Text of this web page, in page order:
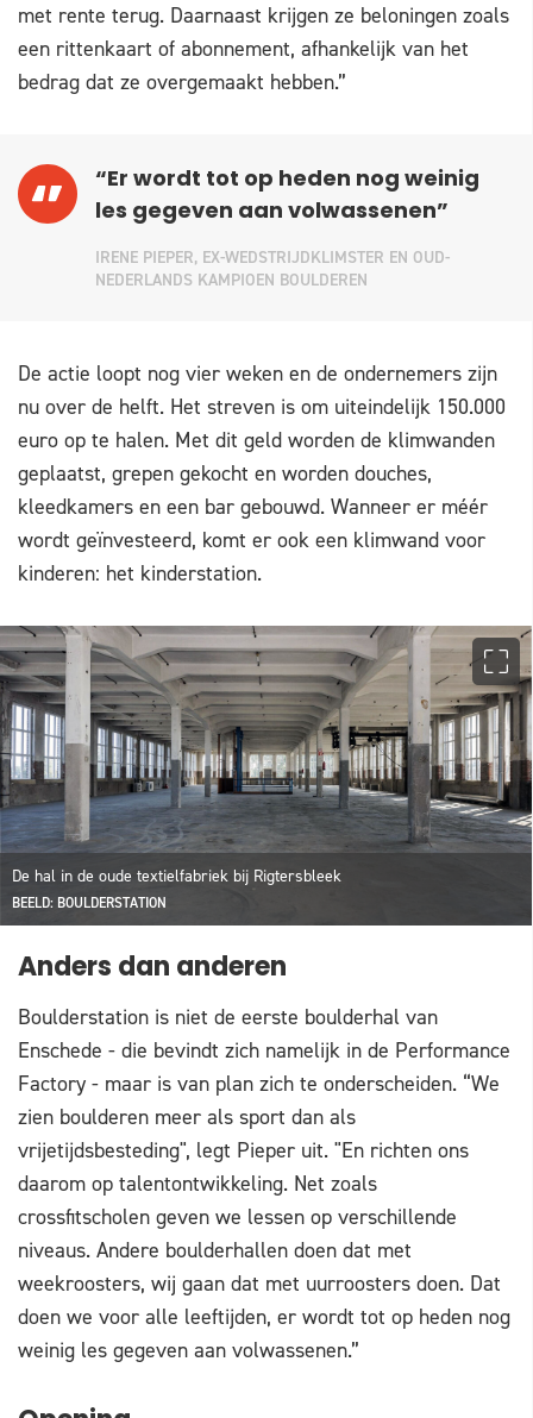
met rente terug. Daarnaast krijgen ze beloningen zoals
een rittenkaart of abonnement, afhankelijk van het
bedrag dat ze overgemaakt hebben.”
“Er wordt tot op heden nog weinig
les gegeven aan volwassenen”
IRENE PIEPER, EX-WEDSTRIJDKLIMSTER EN OUD-
NEDERLANDS KAMPIOEN BOULDEREN
De actie loopt nog vier weken en de ondernemers zijn
nu over de helft. Het streven is om uiteindelijk 150.000
euro op te halen. Met dit geld worden de klimwanden
geplaatst, grepen gekocht en worden douches,
kleedkamers en een bar gebouwd. Wanneer er méér
wordt geïnvesteerd, komt er ook een klimwand voor
kinderen: het kinderstation.
De hal in de oude textielfabriek bij Rigtersbleek
BEELD: BOULDERSTATION
Anders dan anderen
Boulderstation is niet de eerste boulderhal van
Enschede - die bevindt zich namelijk in de Performance
Factory - maar is van plan zich te onderscheiden. “We
zien boulderen meer als sport dan als
vrijetijdsbesteding", legt Pieper uit. "En richten ons
daarom op talentontwikkeling. Net zoals
crossfitscholen geven we lessen op verschillende
niveaus. Andere boulderhallen doen dat met
weekroosters, wij gaan dat met uurroosters doen. Dat
doen we voor alle leeftijden, er wordt tot op heden nog
weinig les gegeven aan volwassenen.”